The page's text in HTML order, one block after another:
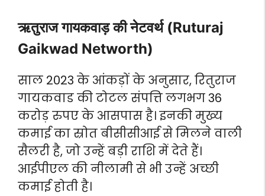
ऋतुराज गायकवाड़ की नेटवर्थ (Ruturaj
Gaikwad Networth)
साल 2023 के आंकड़ों के अनुसार, रितुराज
गायकवाड की टोटल संपत्ति लगभग 36
करोड़ रुपए के आसपास है। इनकी मुख्य
कमाई का स्रोत बीसीसीआई से मिलने वाली
सैलरी है, जो उन्हें बड़ी राशि में देते हैं।
आईपीएल की नीलामी से भी उन्हें अच्छी
कमाई होती है।